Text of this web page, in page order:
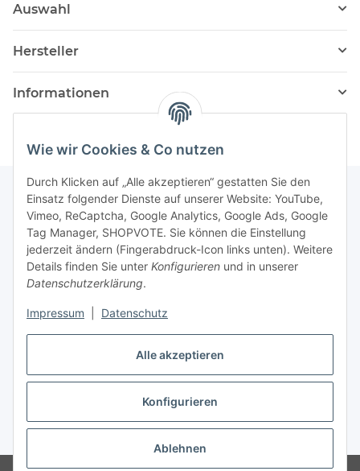
Alle akzeptieren
Konfigurieren
Ablehnen
Wie wir Cookies & Co nutzen
Durch Klicken auf „Alle akzeptieren“ gestatten Sie den
Einsatz folgender Dienste auf unserer Website: YouTube,
Vimeo, ReCaptcha, Google Analytics, Google Ads, Google
Tag Manager, SHOPVOTE. Sie können die Einstellung
jederzeit ändern (Fingerabdruck-Icon links unten). Weitere
Details finden Sie unter Konfigurieren und in unserer
Datenschutzerklärung.
Impressum Datenschutz
Auswahl
Hersteller
Informationen
Newsletter Abonnieren
Bitte senden Sie mir entsprechend Ihrer
Datenschutzerklärung regelmäßig und jederzeit widerruflich
Informationen zu Ihrem Produktsortiment per E-Mail zu.
Abonnieren
Newsletter Abonnieren
Vertrag widerrufen
* Alle Preise inkl. gesetzlicher USt., zzgl.